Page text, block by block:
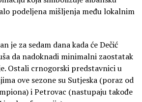
podeljena mišljenja među lokalnim
je za sedam dana kada će Dečić
da nadoknadi minimalni zaostatak
Ostali crnogorski predstavnici u
ove sezone su Sutjeska (poraz od
i Petrovac (nastupaju takođe